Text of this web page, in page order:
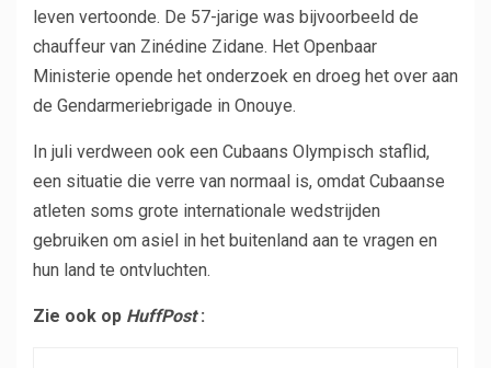
leven vertoonde. De 57-jarige was bijvoorbeeld de
chauffeur van Zinédine Zidane. Het Openbaar
Ministerie opende het onderzoek en droeg het over aan
de Gendarmeriebrigade in Onouye.
In juli verdween ook een Cubaans Olympisch staflid,
een situatie die verre van normaal is, omdat Cubaanse
atleten soms grote internationale wedstrijden
gebruiken om asiel in het buitenland aan te vragen en
hun land te ontvluchten.
Zie ook op HuffPost: